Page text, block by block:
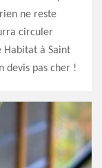
ne reste
circuler
Habitat à Saint
devis pas cher !